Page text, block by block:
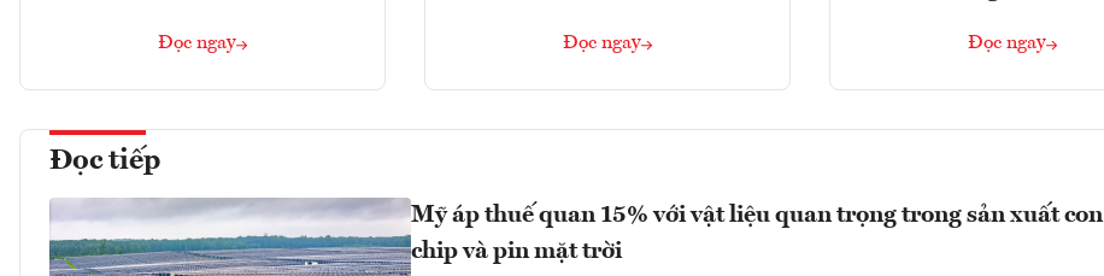
Đọc ngay Đọc ngay Đọc ngay
Đọc tiếp
Mỹ áp thuế quan 15% với vật liệu quan trọng trong sản xuất con
chip và pin mặt trời